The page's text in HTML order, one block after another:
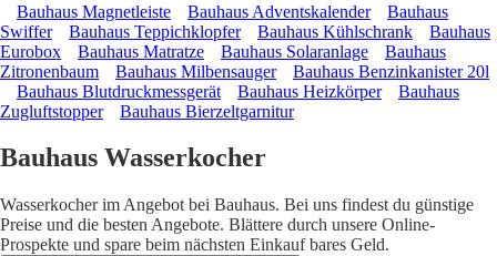
Bauhaus Magnetleiste Bauhaus Adventskalender
Bauhaus
Swiffer
Bauhaus Teppichklopfer Bauhaus Kühlschrank
Bauhaus
Eurobox
Bauhaus Matratze Bauhaus Solaranlage
Bauhaus
Zitronenbaum
Bauhaus Milbensauger
Bauhaus Benzinkanister 20l
Bauhaus Blutdruckmessgerät
Bauhaus Heizkörper
Bauhaus
Zugluftstopper
Bauhaus Bierzeltgarnitur
Bauhaus Wasserkocher
Wasserkocher im Angebot bei Bauhaus. Bei uns findest du günstige
Preise und die besten Angebote. Blättere durch unsere Online-
Prospekte und spare beim nächsten Einkauf bares Geld.